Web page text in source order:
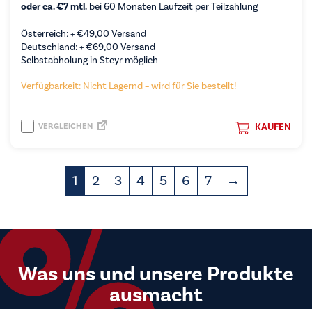
oder ca. €7 mtl. bei 60 Monaten Laufzeit per Teilzahlung
Österreich: +€49,00 Versand
Deutschland: +€69,00 Versand
Selbstabholung in Steyr möglich
Verfügbarkeit: Nicht Lagernd – wird für Sie bestellt!
KAUFEN
VERGLEICHEN
1 2 3 4 5 6 7 →
Was uns und unsere Produkte
ausmacht